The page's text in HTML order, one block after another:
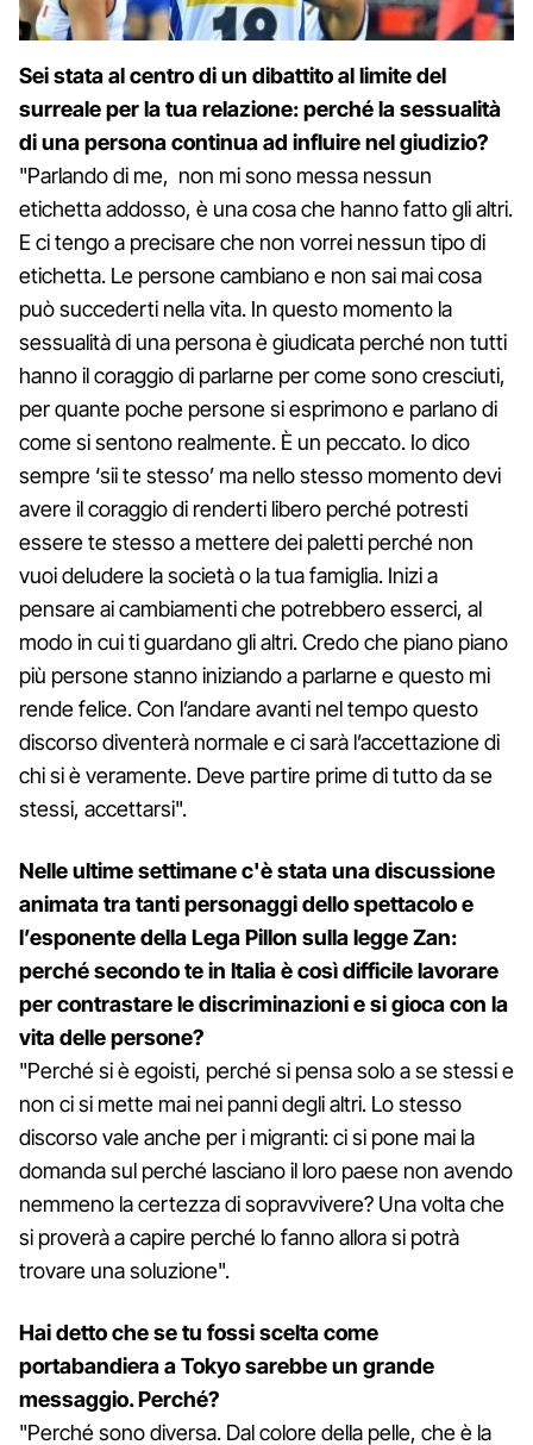
Sei stata al centro di un dibattito al limite del
surreale per la tua relazione: perché la sessualità
di una persona continua ad influire nel giudizio?
"Parlando di me, non mi sono messa nessun
etichetta addosso, è una cosa che hanno fatto gli altri.
E ci tengo a precisare che non vorrei nessun tipo di
etichetta. Le persone cambiano e non sai mai cosa
può succederti nella vita. In questo momento la
sessualità di una persona è giudicata perché non tutti
hanno il coraggio di parlarne per come sono cresciuti,
per quante poche persone si esprimono e parlano di
come si sentono realmente. È un peccato. Io dico
sempre ‘sii te stesso’ ma nello stesso momento devi
avere il coraggio di renderti libero perché potresti
essere te stesso a mettere dei paletti perché non
vuoi deludere la società o la tua famiglia. Inizi a
pensare ai cambiamenti che potrebbero esserci, al
modo in cui ti guardano gli altri. Credo che piano piano
più persone stanno iniziando a parlarne e questo mi
rende felice. Con l’andare avanti nel tempo questo
discorso diventerà normale e ci sarà l’accettazione di
chi si è veramente. Deve partire prime di tutto da se
stessi, accettarsi".
Nelle ultime settimane c'è stata una discussione
animata tra tanti personaggi dello spettacolo e
l’esponente della Lega Pillon sulla legge Zan:
perché secondo te in Italia è così difficile lavorare
per contrastare le discriminazioni e si gioca con la
vita delle persone?
"Perché si è egoisti, perché si pensa solo a se stessi e
non ci si mette mai nei panni degli altri. Lo stesso
discorso vale anche per i migranti: ci si pone mai la
domanda sul perché lasciano il loro paese non avendo
nemmeno la certezza di sopravvivere? Una volta che
si proverà a capire perché lo fanno allora si potrà
trovare una soluzione".
Hai detto che se tu fossi scelta come
portabandiera a Tokyo sarebbe un grande
messaggio. Perché?
"Perché sono diversa. Dal colore della pelle, che è la